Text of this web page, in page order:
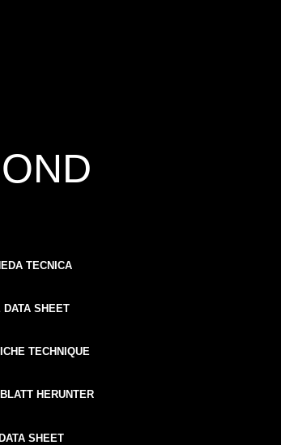
TECNICA
SHEET
TECHNIQUE
HERUNTER
SHEET